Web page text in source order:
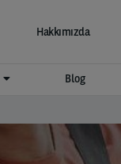
Hakkımızda
Blog